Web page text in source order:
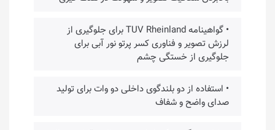
• گواهینامه TUV Rheinland برای جلوگیری از
لرزش تصویر و فناوری کسر پرتو نور آبی برای
جلوگیری از خستگی چشم
• استفاده از دو بلندگوی داخلی دو وات برای تولید
صدای واضح و شفاف